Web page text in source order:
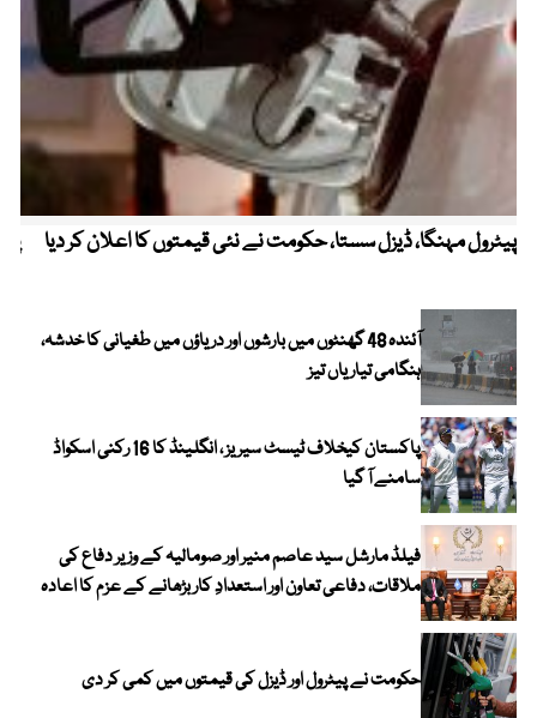
پیٹرول مہنگا، ڈیزل سستا، حکومت نے نئی قیمتوں کا اعلان کر دیا
آئندہ 48 گھنٹوں میں بارشوں اور دریاؤں میں طغیانی کا خدشہ،
ہنگامی تیاریاں تیز
پاکستان کیخلاف ٹیسٹ سیریز ، انگلینڈ کا 16 رکنی اسکواڈ
سامنے آ گیا
فیلڈ مارشل سید عاصم منیر اور صومالیہ کے وزیر دفاع کی
ملاقات، دفاعی تعاون اور استعدادِ کار بڑھانے کے عزم کا اعادہ
حکومت نے پیٹرول اور ڈیزل کی قیمتوں میں کمی کر دی